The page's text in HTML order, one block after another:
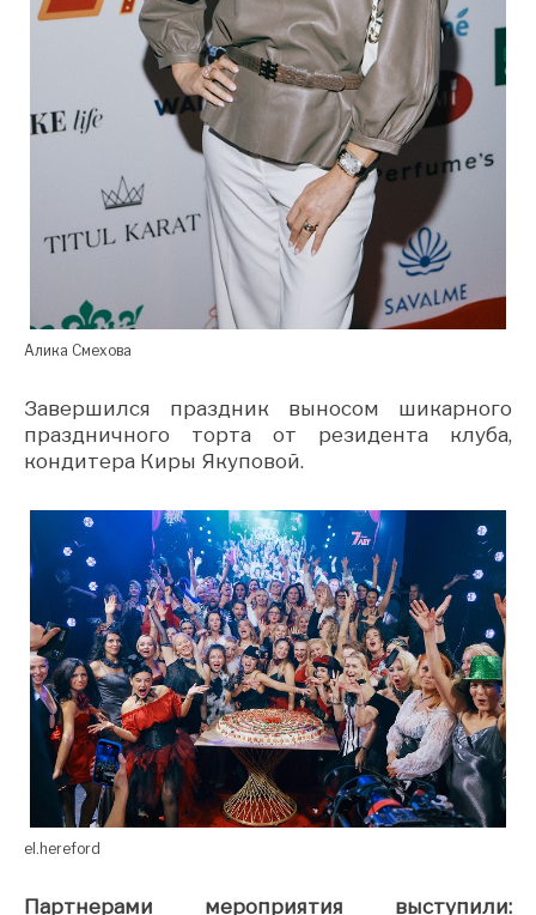
Алика Смехова
Завершился праздник выносом шикарного
праздничного торта от резидента клуба,
кондитера Киры Якуповой.
el.hereford
Партнерами мероприятия выступили: